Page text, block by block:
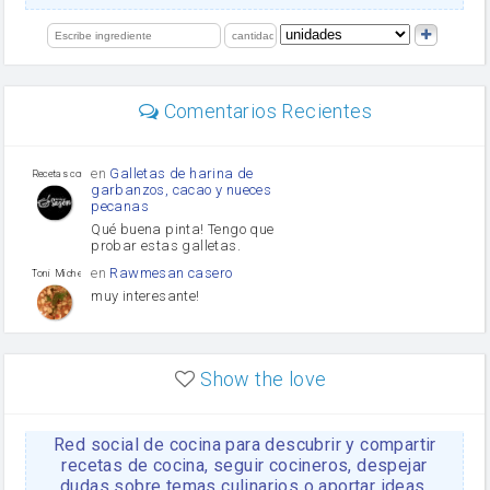
limón
Comentarios Recientes
Recetas con sazon
en Galletas de harina de
garbanzos, cacao y nueces
pecanas
Qué buena pinta! Tengo que
probar estas galletas.
Toni Michel Caubet
en Rawmesan casero
muy interesante!
enLasaña casera fácil y
HOJALDROSA TV
enGachas de la abuela
Rosa
https://youtu.be/Mz69gcVO3sI
Show the love
Red social de cocina para descubrir y compartir
recetas de cocina, seguir cocineros, despejar